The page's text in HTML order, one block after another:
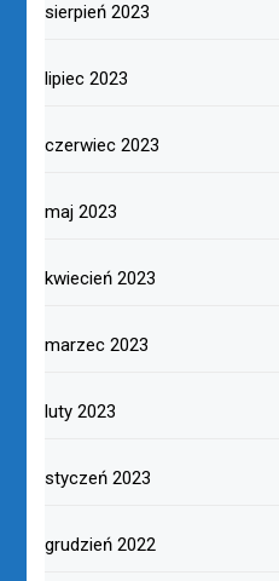
sierpień 2023
lipiec 2023
czerwiec 2023
maj 2023
kwiecień 2023
marzec 2023
luty 2023
styczeń 2023
grudzień 2022